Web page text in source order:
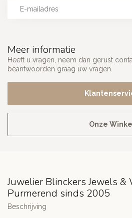
Meer informatie
Heeft u vragen, neem dan gerust
beantwoorden graag uw vragen.
Onze
Juwelier Blinckers Jewels &
Purmerend sinds 2005
Beschrijving